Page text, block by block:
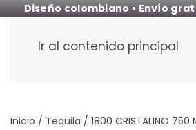
Diseño colombiano • Envío
Ir al contenido principal
Inicio / Tequila / 1800 CRISTALINO 750